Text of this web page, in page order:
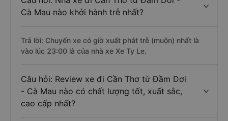
Cà Mau nào khởi hành trễ nhất?
Trả lời: Chuyến xe có giờ xuất phát trễ (muộn) nhất là
vào lúc 23:00 là của nhà xe Xe Ty Le.
Câu hỏi: Review xe đi Cần Thơ từ Đầm Dơi
- Cà Mau nào có chất lượng tốt, xuất sắc,
cao cấp nhất?